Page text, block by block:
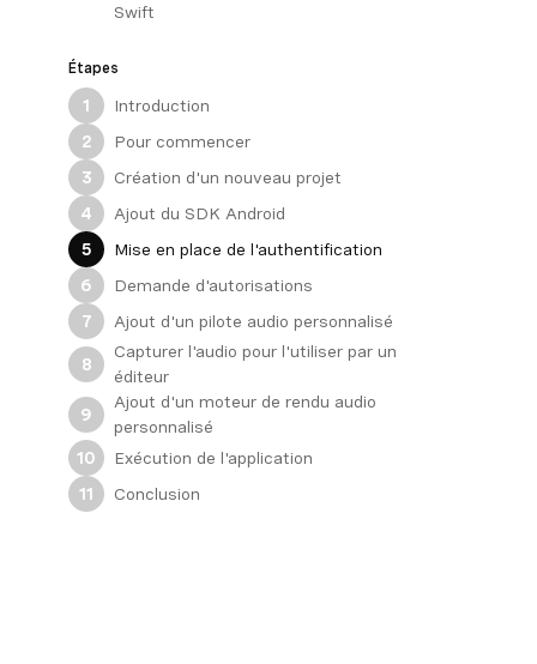
Swift
Étapes
1
Introduction
2
Pour commencer
3
Création d'un nouveau projet
4
Ajout du SDK Android
5
Mise en place de l'authentification
6
Demande d'autorisations
7
Ajout d'un pilote audio personnalisé
8
Capturer l'audio pour l'utiliser par un
éditeur
9
Ajout d'un moteur de rendu audio
personnalisé
10
Exécution de l'application
11
Conclusion